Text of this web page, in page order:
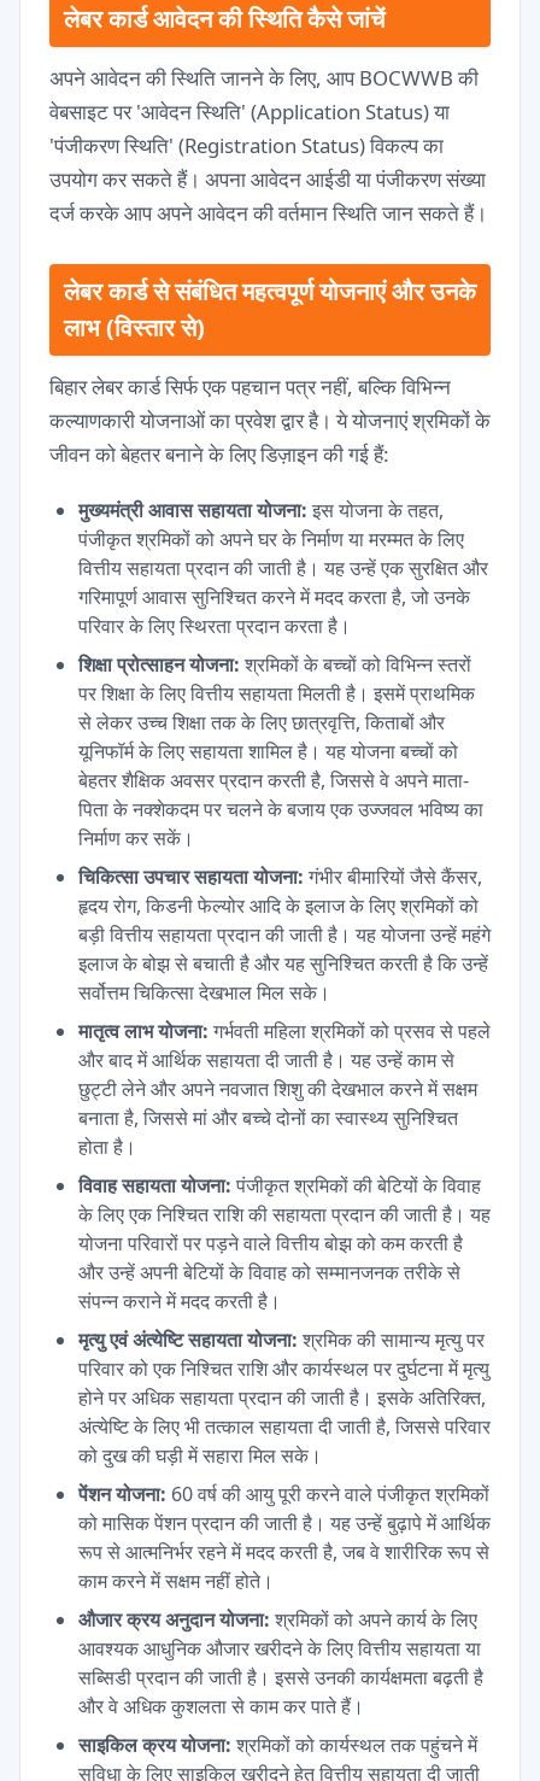
लेबर कार्ड आवेदन की स्थिति कैसे जांचें
अपने आवेदन की स्थिति जानने के लिए, आप BOCWWB की
वेबसाइट पर 'आवेदन स्थिति' (Application Status) या
'पंजीकरण स्थिति' (Registration Status) विकल्प का
उपयोग कर सकते हैं। अपना आवेदन आईडी या पंजीकरण संख्या
दर्ज करके आप अपने आवेदन की वर्तमान स्थिति जान सकते हैं।
लेबर कार्ड से संबंधित महत्वपूर्ण योजनाएं और उनके
लाभ (विस्तार से)
बिहार लेबर कार्ड सिर्फ एक पहचान पत्र नहीं, बल्कि विभिन्न
कल्याणकारी योजनाओं का प्रवेश द्वार है। ये योजनाएं श्रमिकों के
जीवन को बेहतर बनाने के लिए डिज़ाइन की गई हैं:
मुख्यमंत्री आवास सहायता योजना: इस योजना के तहत,
पंजीकृत श्रमिकों को अपने घर के निर्माण या मरम्मत के लिए
वित्तीय सहायता प्रदान की जाती है। यह उन्हें एक सुरक्षित और
गरिमापूर्ण आवास सुनिश्चित करने में मदद करता है, जो उनके
परिवार के लिए स्थिरता प्रदान करता है।
शिक्षा प्रोत्साहन योजना: श्रमिकों के बच्चों को विभिन्न स्तरों
पर शिक्षा के लिए वित्तीय सहायता मिलती है। इसमें प्राथमिक
से लेकर उच्च शिक्षा तक के लिए छात्रवृत्ति, किताबों और
यूनिफॉर्म के लिए सहायता शामिल है। यह योजना बच्चों को
बेहतर शैक्षिक अवसर प्रदान करती है, जिससे वे अपने माता-
पिता के नक्शेकदम पर चलने के बजाय एक उज्जवल भविष्य का
निर्माण कर सकें।
चिकित्सा उपचार सहायता योजना: गंभीर बीमारियों जैसे कैंसर,
हृदय रोग, किडनी फेल्योर आदि के इलाज के लिए श्रमिकों को
बड़ी वित्तीय सहायता प्रदान की जाती है। यह योजना उन्हें महंगे
इलाज के बोझ से बचाती है और यह सुनिश्चित करती है कि उन्हें
सर्वोत्तम चिकित्सा देखभाल मिल सके।
मातृत्व लाभ योजना: गर्भवती महिला श्रमिकों को प्रसव से पहले
और बाद में आर्थिक सहायता दी जाती है। यह उन्हें काम से
छुट्टी लेने और अपने नवजात शिशु की देखभाल करने में सक्षम
बनाता है, जिससे मां और बच्चे दोनों का स्वास्थ्य सुनिश्चित
होता है।
विवाह सहायता योजना: पंजीकृत श्रमिकों की बेटियों के विवाह
के लिए एक निश्चित राशि की सहायता प्रदान की जाती है। यह
योजना परिवारों पर पड़ने वाले वित्तीय बोझ को कम करती है
और उन्हें अपनी बेटियों के विवाह को सम्मानजनक तरीके से
संपन्न कराने में मदद करती है।
मृत्यु एवं अंत्येष्टि सहायता योजना: श्रमिक की सामान्य मृत्यु पर
परिवार को एक निश्चित राशि और कार्यस्थल पर दुर्घटना में मृत्यु
होने पर अधिक सहायता प्रदान की जाती है। इसके अतिरिक्त,
अंत्येष्टि के लिए भी तत्काल सहायता दी जाती है, जिससे परिवार
को दुख की घड़ी में सहारा मिल सके।
पेंशन योजना: 60 वर्ष की आयु पूरी करने वाले पंजीकृत श्रमिकों
को मासिक पेंशन प्रदान की जाती है। यह उन्हें बुढ़ापे में आर्थिक
रूप से आत्मनिर्भर रहने में मदद करती है, जब वे शारीरिक रूप से
काम करने में सक्षम नहीं होते।
औजार क्रय अनुदान योजना: श्रमिकों को अपने कार्य के लिए
आवश्यक आधुनिक औजार खरीदने के लिए वित्तीय सहायता या
सब्सिडी प्रदान की जाती है। इससे उनकी कार्यक्षमता बढ़ती है
और वे अधिक कुशलता से काम कर पाते हैं।
साइकिल क्रय योजना: श्रमिकों को कार्यस्थल तक पहुंचने में
सुविधा के लिए साइकिल खरीदने हेतु वित्तीय सहायता दी जाती